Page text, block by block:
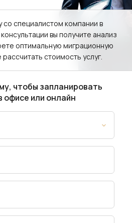
со специалистом компании в
вы получите анализ
оптимальную миграционную
стоимость услуг.
чтобы запланировать
офисе или онлайн